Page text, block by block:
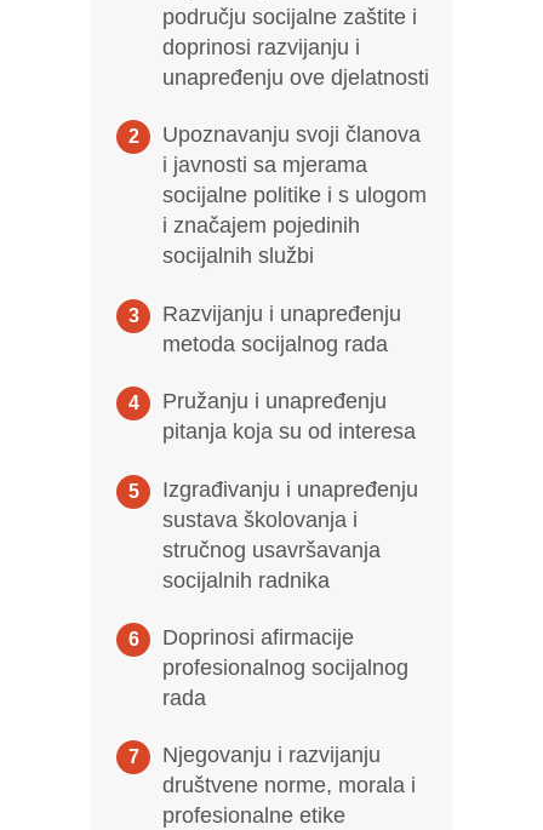
području socijalne zaštite i
doprinosi razvijanju i
unapređenju ove djelatnosti
Upoznavanju svoji članova
i javnosti sa mjerama
socijalne politike i s ulogom
i značajem pojedinih
socijalnih službi
Razvijanju i unapređenju
metoda socijalnog rada
Pružanju i unapređenju
pitanja koja su od interesa
Izgrađivanju i unapređenju
sustava školovanja i
stručnog usavršavanja
socijalnih radnika
Doprinosi afirmacije
profesionalnog socijalnog
rada
Njegovanju i razvijanju
društvene norme, morala i
profesionalne etike